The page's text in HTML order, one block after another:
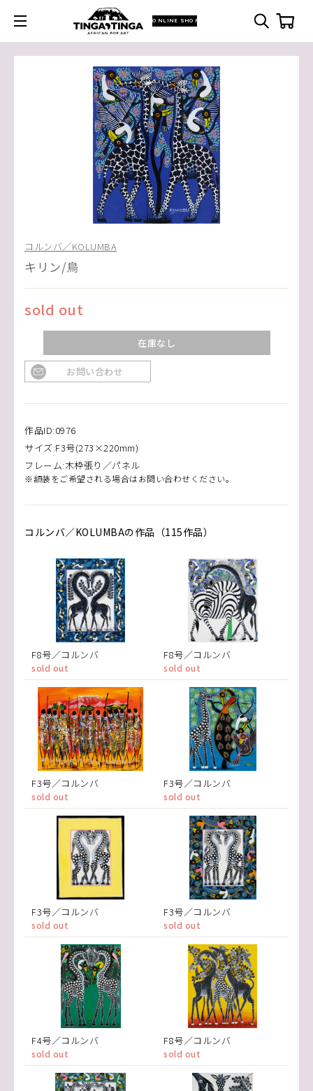
ONLINE SHOP
コルンバ／KOLUMBA
キリン/鳥
sold out
在庫なし
お問い合わせ
作品ID:0976
サイズ:F3号(273×220mm)
フレーム:木枠張り／パネル
※額装をご希望される場合はお問い合わせください。
コルンバ／KOLUMBAの作品（115作品）
F8号／コルンバ
sold out
F8号／コルンバ
sold out
F3号／コルンバ
sold out
F3号／コルンバ
sold out
F3号／コルンバ
sold out
F3号／コルンバ
sold out
F4号／コルンバ
sold out
F8号／コルンバ
sold out